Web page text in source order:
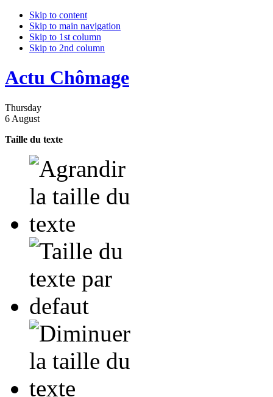
Skip to content
Skip to main navigation
Skip to 1st column
Skip to 2nd column
Actu Chômage
Thursday
6 August
Taille du texte